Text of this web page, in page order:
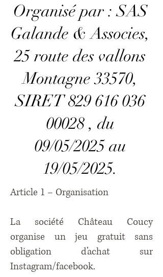
Organisé par : SAS
Galande & Associes,
25 route des vallons
Montagne 33570,
SIRET829 616 036
00028, du
09/05/2025 au
19/05/2025.
Article 1 – Organisation
La société Château Coucy
organise un jeu gratuit sans
obligation d’achat sur
Instagram/facebook.